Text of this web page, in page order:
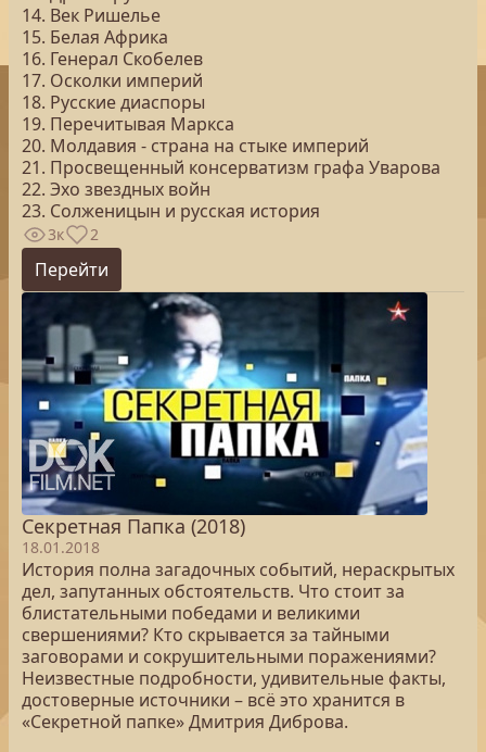
14. Век Ришелье
15. Белая Африка
16. Генерал Скобелев
17. Осколки империй
18. Русские диаспоры
19. Перечитывая Маркса
20. Молдавия - страна на стыке империй
21. Просвещенный консерватизм графа Уварова
22. Эхо звездных войн
23. Солженицын и русская история
3к 2
Перейти
Секретная Папка (2018)
18.01.2018
История полна загадочных событий, нераскрытых
дел, запутанных обстоятельств. Что стоит за
блистательными победами и великими
свершениями? Кто скрывается за тайными
заговорами и сокрушительными поражениями?
Неизвестные подробности, удивительные факты,
достоверные источники – всё это хранится в
«Секретной папке» Дмитрия Диброва.